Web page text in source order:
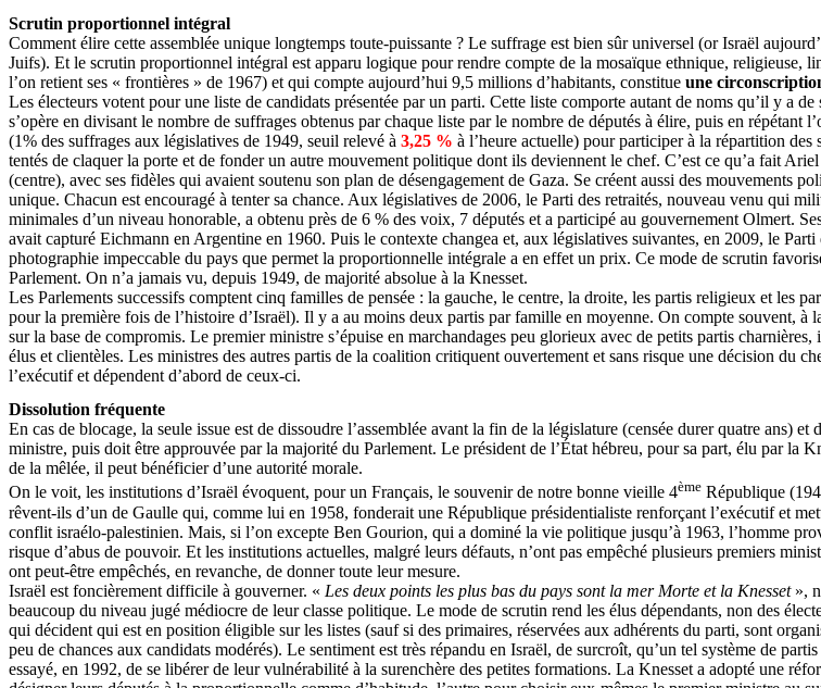
Scrutin proportionnel intégral
Comment élire cette assemblée unique longtemps toute-puissante ? Le suffrage est bien sûr universel (or Israël
Juifs). Et le scrutin proportionnel intégral est apparu logique pour rendre compte de la mosaïque ethnique, religieuse,
l’on retient ses « frontières » de 1967) et qui compte aujourd’hui 9,5 millions d’habitants, constitue une
Les électeurs votent pour une liste de candidats présentée par un parti. Cette liste comporte autant de noms qu’il y a
s’opère en divisant le nombre de suffrages obtenus par chaque liste par le nombre de députés à élire, puis en
(1% des suffrages aux législatives de 1949, seuil relevé à 3,25 % à l’heure actuelle) pour participer à la répartition
tentés de claquer la porte et de fonder un autre mouvement politique dont ils deviennent le chef. C’est ce qu’a fait
(centre), avec ses fidèles qui avaient soutenu son plan de désengagement de Gaza. Se créent aussi des mouvements
unique. Chacun est encouragé à tenter sa chance. Aux législatives de 2006, le Parti des retraités, nouveau venu qui
minimales d’un niveau honorable, a obtenu près de 6 % des voix, 7 députés et a participé au gouvernement Olmert.
avait capturé Eichmann en Argentine en 1960. Puis le contexte changea et, aux législatives suivantes, en 2009, le
photographie impeccable du pays que permet la proportionnelle intégrale a en effet un prix. Ce mode de scrutin
Parlement. On n’a jamais vu, depuis 1949, de majorité absolue à la Knesset.
Les Parlements successifs comptent cinq familles de pensée : la gauche, le centre, la droite, les partis religieux et les
pour la première fois de l’histoire d’Israël). Il y a au moins deux partis par famille en moyenne. On compte souvent,
sur la base de compromis. Le premier ministre s’épuise en marchandages peu glorieux avec de petits partis
élus et clientèles. Les ministres des autres partis de la coalition critiquent ouvertement et sans risque une décision du
l’exécutif et dépendent d’abord de ceux-ci.
Dissolution fréquente
En cas de blocage, la seule issue est de dissoudre l’assemblée avant la fin de la législature (censée durer quatre ans)
ministre, puis doit être approuvée par la majorité du Parlement. Le président de l’État hébreu, pour sa part, élu par la
de la mêlée, il peut bénéficier d’une autorité morale.
On le voit, les institutions d’Israël évoquent, pour un Français, le souvenir de notre bonne vieille 4ème République
rêvent-ils d’un de Gaulle qui, comme lui en 1958, fonderait une République présidentialiste renforçant l’exécutif et
conflit israélo-palestinien. Mais, si l’on excepte Ben Gourion, qui a dominé la vie politique jusqu’à 1963, l’homme
risque d’abus de pouvoir. Et les institutions actuelles, malgré leurs défauts, n’ont pas empêché plusieurs premiers
ont peut-être empêchés, en revanche, de donner toute leur mesure.
Israël est foncièrement difficile à gouverner. « Les deux points les plus bas du pays sont la mer Morte et la Knesset»,
beaucoup du niveau jugé médiocre de leur classe politique. Le mode de scrutin rend les élus dépendants, non des
qui décident qui est en position éligible sur les listes (sauf si des primaires, réservées aux adhérents du parti, sont
peu de chances aux candidats modérés). Le sentiment est très répandu en Israël, de surcroît, qu’un tel système de
essayé, en 1992, de se libérer de leur vulnérabilité à la surenchère des petites formations. La Knesset a adopté une